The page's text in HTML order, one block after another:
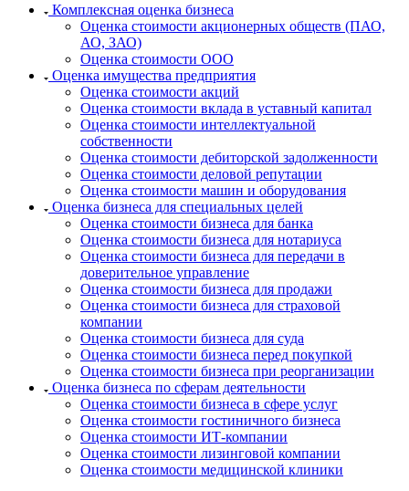
Комплексная оценка бизнеса
Оценка стоимости акционерных обществ (ПАО,
АО, ЗАО)
Оценка стоимости ООО
Оценка имущества предприятия
Оценка стоимости акций
Оценка стоимости вклада в уставный капитал
Оценка стоимости интеллектуальной
собственности
Оценка стоимости дебиторской задолженности
Оценка стоимости деловой репутации
Оценка стоимости машин и оборудования
Оценка бизнеса для специальных целей
Оценка стоимости бизнеса для банка
Оценка стоимости бизнеса для нотариуса
Оценка стоимости бизнеса для передачи в
доверительное управление
Оценка стоимости бизнеса для продажи
Оценка стоимости бизнеса для страховой
компании
Оценка стоимости бизнеса для суда
Оценка стоимости бизнеса перед покупкой
Оценка стоимости бизнеса при реорганизации
Оценка бизнеса по сферам деятельности
Оценка стоимости бизнеса в сфере услуг
Оценка стоимости гостиничного бизнеса
Оценка стоимости ИТ-компании
Оценка стоимости лизинговой компании
Оценка стоимости медицинской клиники
Ипатово
Искитим
Йошкар-Ола
Калининград
Каменск-Уральский
Каменск-Шахтинский
Камень-на-Оби
Кандалакша